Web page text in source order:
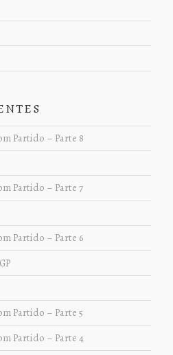
Partido – Parte 8
Partido – Parte 7
Partido – Parte 6
Partido – Parte 5
Partido – Parte 4